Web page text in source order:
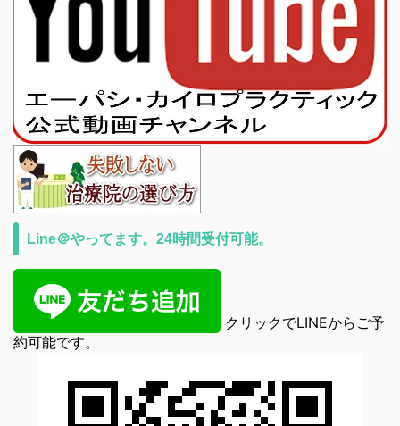
Line＠やってます。24時間受付可能。
クリックでLINEからご予
約可能です。